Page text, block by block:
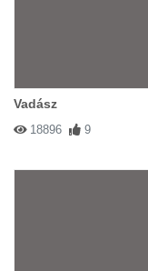
Vadász
18896 9